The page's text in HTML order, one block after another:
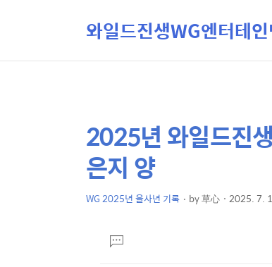
와일드진생WG엔터
상
세
컨
텐
본
문
제
목
2025년 와일드진
은지 양
WG 2025년 을사년 기록 by草心 2025. 7.
댓
글